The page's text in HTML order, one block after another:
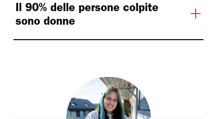
Il 90% delle persone colpite
sono donne